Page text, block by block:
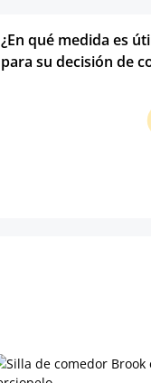
¿En qué medida es
para su decisión de